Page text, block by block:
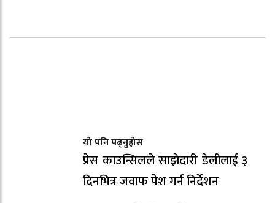
यो पनि पढ्नुहोस
प्रेस काउन्सिलले साझेदारी डेलीलाई ३
दिनभित्र जवाफ पेश गर्न निर्देशन